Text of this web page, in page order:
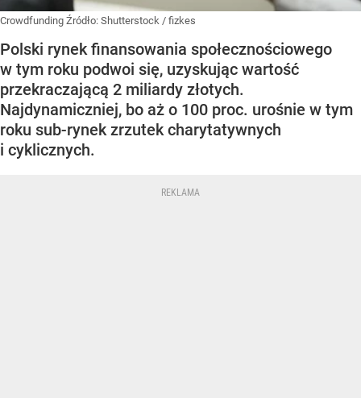
Crowdfunding Źródło: Shutterstock / fizkes
Polski rynek finansowania społecznościowego
w tym roku podwoi się, uzyskując wartość
przekraczającą 2 miliardy złotych.
Najdynamiczniej, bo aż o 100 proc. urośnie w tym
roku sub-rynek zrzutek charytatywnych
i cyklicznych.